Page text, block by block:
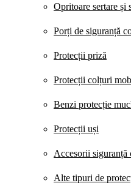
Opritoare sertare și
Porți de siguranță
Protecții priză
Protecții colțuri
Benzi protecție
Protecții uși
Accesorii siguranță
Alte tipuri de